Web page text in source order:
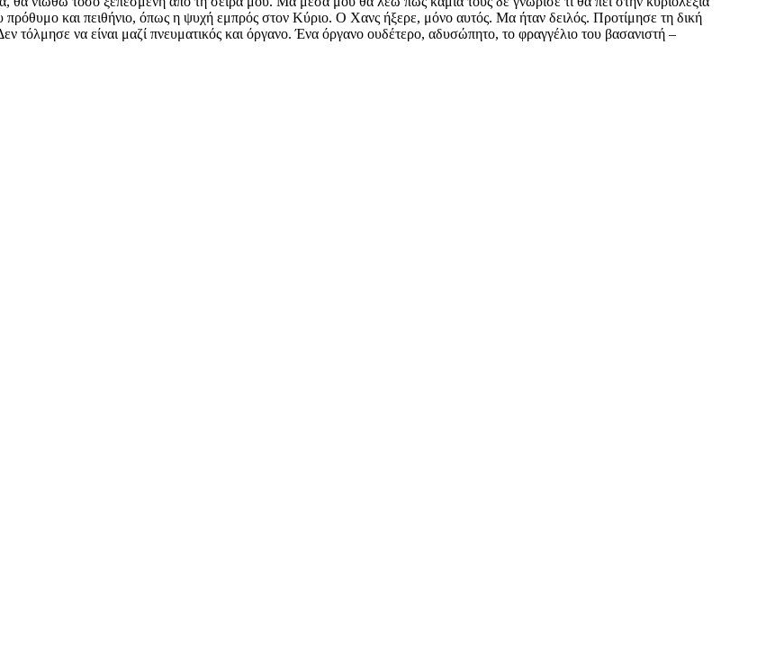
πρόθυμο και πειθήνιο, όπως η ψυχή εμπρός στον Κύριο. Ο Χανς ήξερε, μόνο αυτός. Μα ήταν δειλός. Προτίμησε τη δική
τόλμησε να είναι μαζί πνευματικός και όργανο. Ένα όργανο ουδέτερο, αδυσώπητο, το φραγγέλιο του βασανιστή –